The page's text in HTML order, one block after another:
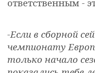
ответственным -
-Если в сборной
чемпионату
только начало